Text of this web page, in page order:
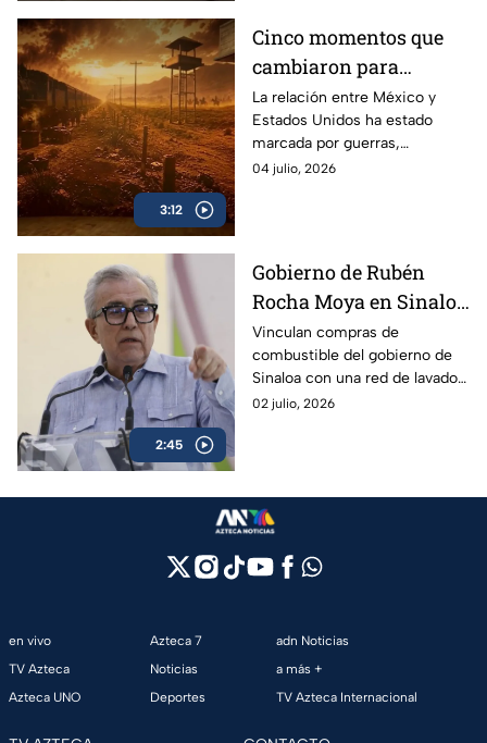
3:12
Cinco momentos que
cambiaron para
siempre la relación
entre México y Estados
Unidos
La relación entre México y
Estados Unidos ha estado
marcada por guerras,
migración y comercio. Estos
04 julio, 2026
2:45
Gobierno de Rubén
Rocha Moya en Sinaloa
compró combustible a
empresa ligada al
CJNG
Vinculan compras de
combustible del gobierno de
Sinaloa con una red de lavado
de dinero y huachicol fiscal al
02 julio, 2026
en vivo
TV Azteca
Azteca UNO
Azteca 7
Noticias
Deportes
adn Noticias
a más +
TV Azteca Internacional